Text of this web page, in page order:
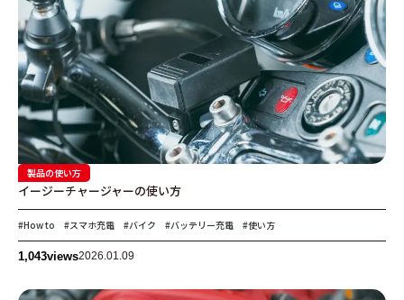
製品の使い方
イージーチャージャーの使い方
#How to #スマホ充電 #バイク #バッテリー充電 #使い方
1,043views2026.01.09